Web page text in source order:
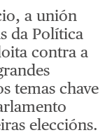
a unión
da Política
contra a
temas chave
eleccións.